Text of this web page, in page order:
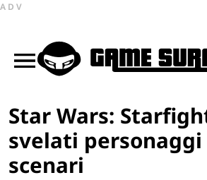
ADV
Star Wars:
svelati personaggi
scenari